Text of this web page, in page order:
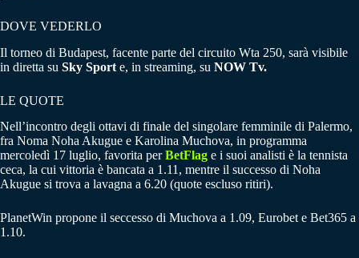
DOVE VEDERLO
Il torneo di Budapest, facente parte del circuito Wta 250, sarà visibile
in diretta su Sky Sport e, in streaming, su NOW Tv.
LE QUOTE
Nell’incontro degli ottavi di finale del singolare femminile di Palermo,
fra Noma Noha Akugue e Karolina Muchova, in programma
mercoledì 17 luglio, favorita perBetFlag e i suoi analisti è la tennista
ceca, la cui vittoria è bancata a 1.11, mentre il successo di Noha
Akugue si trova a lavagna a 6.20 (quote escluso ritiri).
PlanetWin propone il seccesso di Muchova a 1.09, Eurobet e Bet365 a
1.10.